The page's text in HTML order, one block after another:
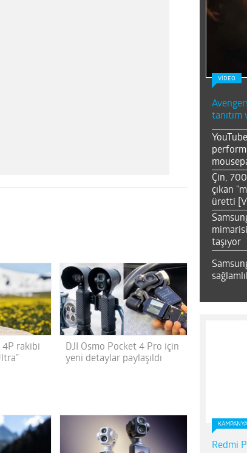
4P rakibi
DJI Osmo Pocket 4 Pro için
yeni detaylar paylaşıldı
VİDEO
tanıtım
Çin,
çıkan
üretti
taşıyor
KAMPANYA
Redmi